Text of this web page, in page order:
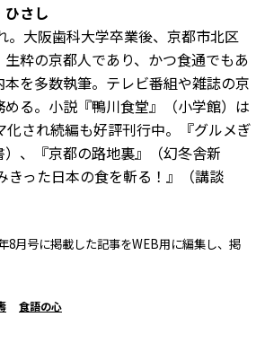
さし
。大阪歯科大学卒業後、京都市北区
粋の京都人であり、かつ食通でもあ
を多数執筆。テレビ番組や雑誌の京
る。小説『鴨川食堂』（小学館）は
化され続編も好評刊行中。『グルメぎ
、『京都の路地裏』（幻冬舎新
きった日本の食を斬る！』（講談
8月号に掲載した記事をWEB用に編集し、掲
食語の心